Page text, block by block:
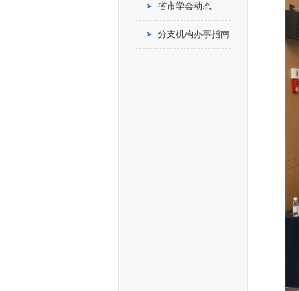
省市学会动态
分支机构办事指南